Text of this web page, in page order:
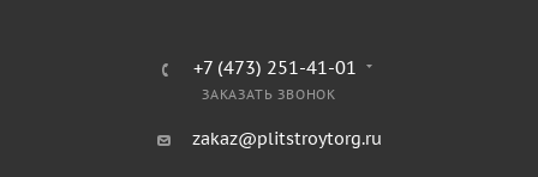
+7 (473) 251-41-01
ЗАКАЗАТЬ ЗВОНОК
zakaz@plitstroytorg.ru